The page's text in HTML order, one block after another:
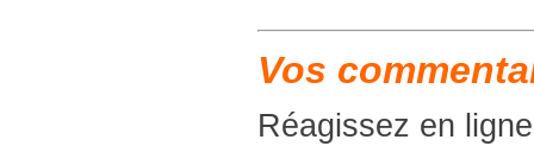
Vos
Réagissez en